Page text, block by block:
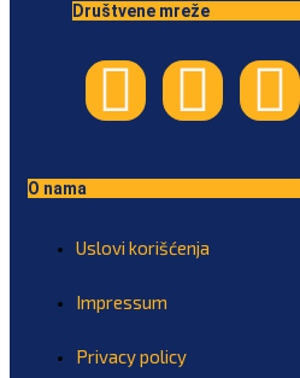
Društvene mreže
O nama
Uslovi korišćenja
Impressum
Privacy policy